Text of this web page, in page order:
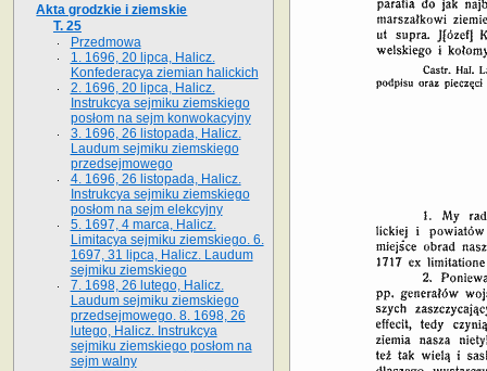
Akta grodzkie i ziemskie
T. 25
Przedmowa
1. 1696, 20 lipca, Halicz.
Konfederacya ziemian halickich
2. 1696, 20 lipca, Halicz.
Instrukcya sejmiku ziemskiego
posłom na sejm konwokacyjny
3. 1696, 26 listopada, Halicz.
Laudum sejmiku ziemskiego
przedsejmowego
4. 1696, 26 listopada, Halicz.
Instrukcya sejmiku ziemskiego
posłom na sejm elekcyjny
5. 1697, 4 marca, Halicz.
Limitacya sejmiku ziemskiego. 6.
1697, 31 lipca, Halicz. Laudum
sejmiku ziemskiego
7. 1698, 26 lutego, Halicz.
Laudum sejmiku ziemskiego
przedsejmowego. 8. 1698, 26
lutego, Halicz. Instrukcya
sejmiku ziemskiego posłom na
sejm walny